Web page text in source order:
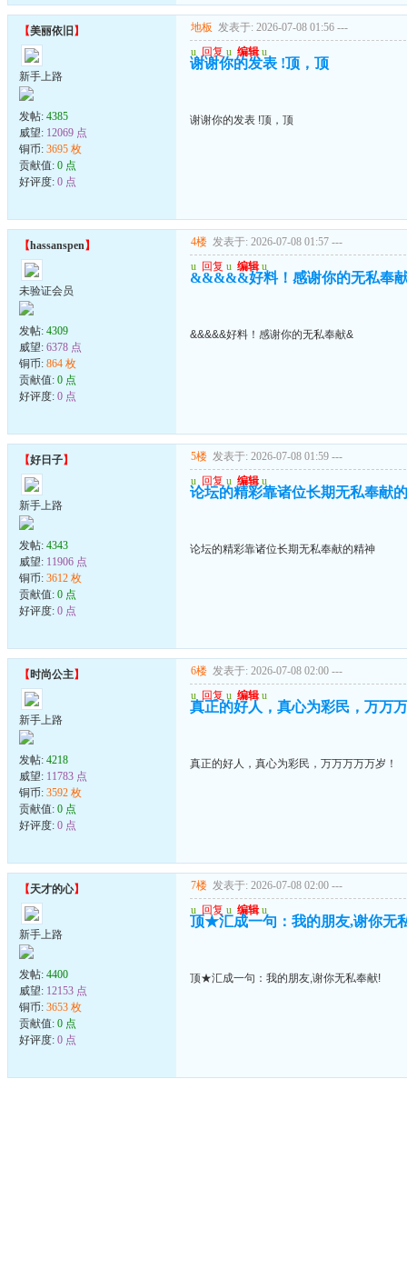
【美丽依旧 】
新手上路
发帖: 4385
威望: 12069 点
铜币: 3695 枚
贡献值: 0 点
好评度: 0 点
地板 发表于: 2026-07-08 01:56 ---
u 回复 u 编辑 u
谢谢你的发表 !顶，顶
谢谢你的发表 !顶，顶
【hassanspen】
未验证会员
发帖: 4309
威望: 6378 点
铜币: 864 枚
贡献值: 0 点
好评度: 0 点
4楼 发表于: 2026-07-08 01:57 ---
u 回复 u 编辑 u
&&&&&好料！感谢你的无私奉
&&&&&好料！感谢你的无私奉献&
【好日子】
新手上路
发帖: 4343
威望: 11906 点
铜币: 3612 枚
贡献值: 0 点
好评度: 0 点
5楼 发表于: 2026-07-08 01:59 ---
u 回复 u 编辑 u
论坛的精彩靠诸位长期无私奉献
论坛的精彩靠诸位长期无私奉献的精神
【时尚公主】
新手上路
发帖: 4218
威望: 11783 点
铜币: 3592 枚
贡献值: 0 点
好评度: 0 点
6楼 发表于: 2026-07-08 02:00 ---
u 回复 u 编辑 u
真正的好人，真心为彩民，万万
真正的好人，真心为彩民，万万万万万岁！
【天才的心】
新手上路
发帖: 4400
威望: 12153 点
铜币: 3653 枚
贡献值: 0 点
好评度: 0 点
7楼 发表于: 2026-07-08 02:00 ---
u 回复 u 编辑 u
顶★汇成一句：我的朋友,谢你无
顶★汇成一句：我的朋友,谢你无私奉献!